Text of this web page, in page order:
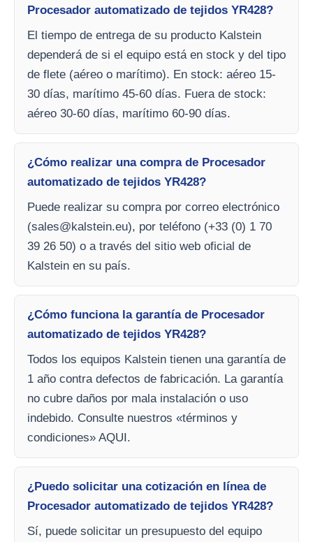
Procesador automatizado de tejidos YR428?
El tiempo de entrega de su producto Kalstein
dependerá de si el equipo está en stock y del tipo
de flete (aéreo o marítimo). En stock: aéreo 15-
30 días, marítimo 45-60 días. Fuera de stock:
aéreo 30-60 días, marítimo 60-90 días.
¿Cómo realizar una compra de Procesador
automatizado de tejidos YR428?
Puede realizar su compra por correo electrónico
(sales@kalstein.eu), por teléfono (+33 (0) 1 70
39 26 50) o a través del sitio web oficial de
Kalstein en su país.
¿Cómo funciona la garantía de Procesador
automatizado de tejidos YR428?
Todos los equipos Kalstein tienen una garantía de
1 año contra defectos de fabricación. La garantía
no cubre daños por mala instalación o uso
indebido. Consulte nuestros «términos y
condiciones» AQUI.
¿Puedo solicitar una cotización en línea de
Procesador automatizado de tejidos YR428?
Sí, puede solicitar un presupuesto del equipo